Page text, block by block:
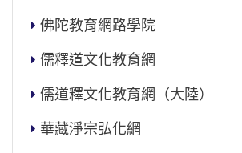
佛陀教育網路學院
儒釋道文化教育網
儒道釋文化教育網（大陸）
華藏淨宗弘化網